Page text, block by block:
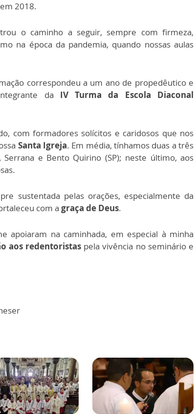
em 2018.
o caminho a seguir, sempre com firmeza,
na época da pandemia, quando nossas aulas
correspondeu a um ano de propedêutico e
da IV Turma da Escola Diaconal
com formadores solícitos e caridosos que nos
Santa Igreja. Em média, tínhamos duas a três
e Bento Quirino (SP); neste último, aos
sustentada pelas orações, especialmente da
com a graça de Deus.
apoiaram na caminhada, em especial à minha
aos redentoristas pela vivência no seminário e